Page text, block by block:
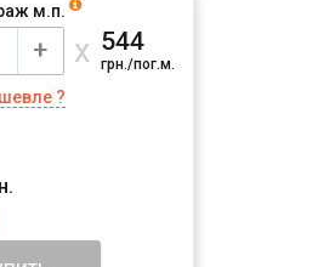
м.п.
+ х 544
грн./пог.м.
?